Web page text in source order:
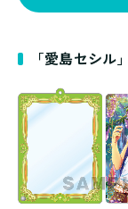
「愛島セシル」